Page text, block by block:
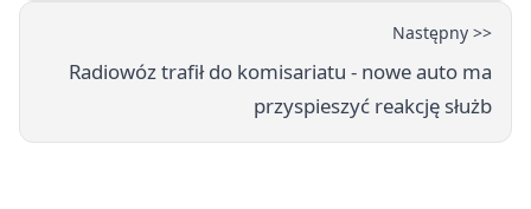
Następny >>
Radiowóz trafił do komisariatu - nowe auto ma
przyspieszyć reakcję służb